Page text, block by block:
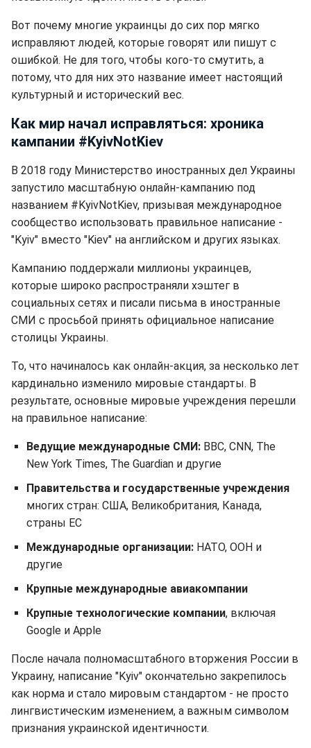
Вот почему многие украинцы до сих пор мягко
исправляют людей, которые говорят или пишут с
ошибкой. Не для того, чтобы кого-то смутить, а
потому, что для них это название имеет настоящий
культурный и исторический вес.
Как мир начал исправляться: хроника
кампании #KyivNotKiev
В 2018 году Министерство иностранных дел Украины
запустило масштабную онлайн-кампанию под
названием #KyivNotKiev, призывая международное
сообщество использовать правильное написание -
"Kyiv" вместо "Kiev" на английском и других языках.
Кампанию поддержали миллионы украинцев,
которые широко распространяли хэштег в
социальных сетях и писали письма в иностранные
СМИ с просьбой принять официальное написание
столицы Украины.
То, что начиналось как онлайн-акция, за несколько лет
кардинально изменило мировые стандарты. В
результате, основные мировые учреждения перешли
на правильное написание:
Ведущие международные СМИ: BBC, CNN, The
New York Times, The Guardian и другие
Правительства и государственные учреждения
многих стран: США, Великобритания, Канада,
страны ЕС
Международные организации: НАТО, ООН и
другие
Крупные международные авиакомпании
Крупные технологические компании, включая
Google и Apple
После начала полномасштабного вторжения России в
Украину, написание "Kyiv" окончательно закрепилось
как норма и стало мировым стандартом - не просто
лингвистическим изменением, а важным символом
признания украинской идентичности.